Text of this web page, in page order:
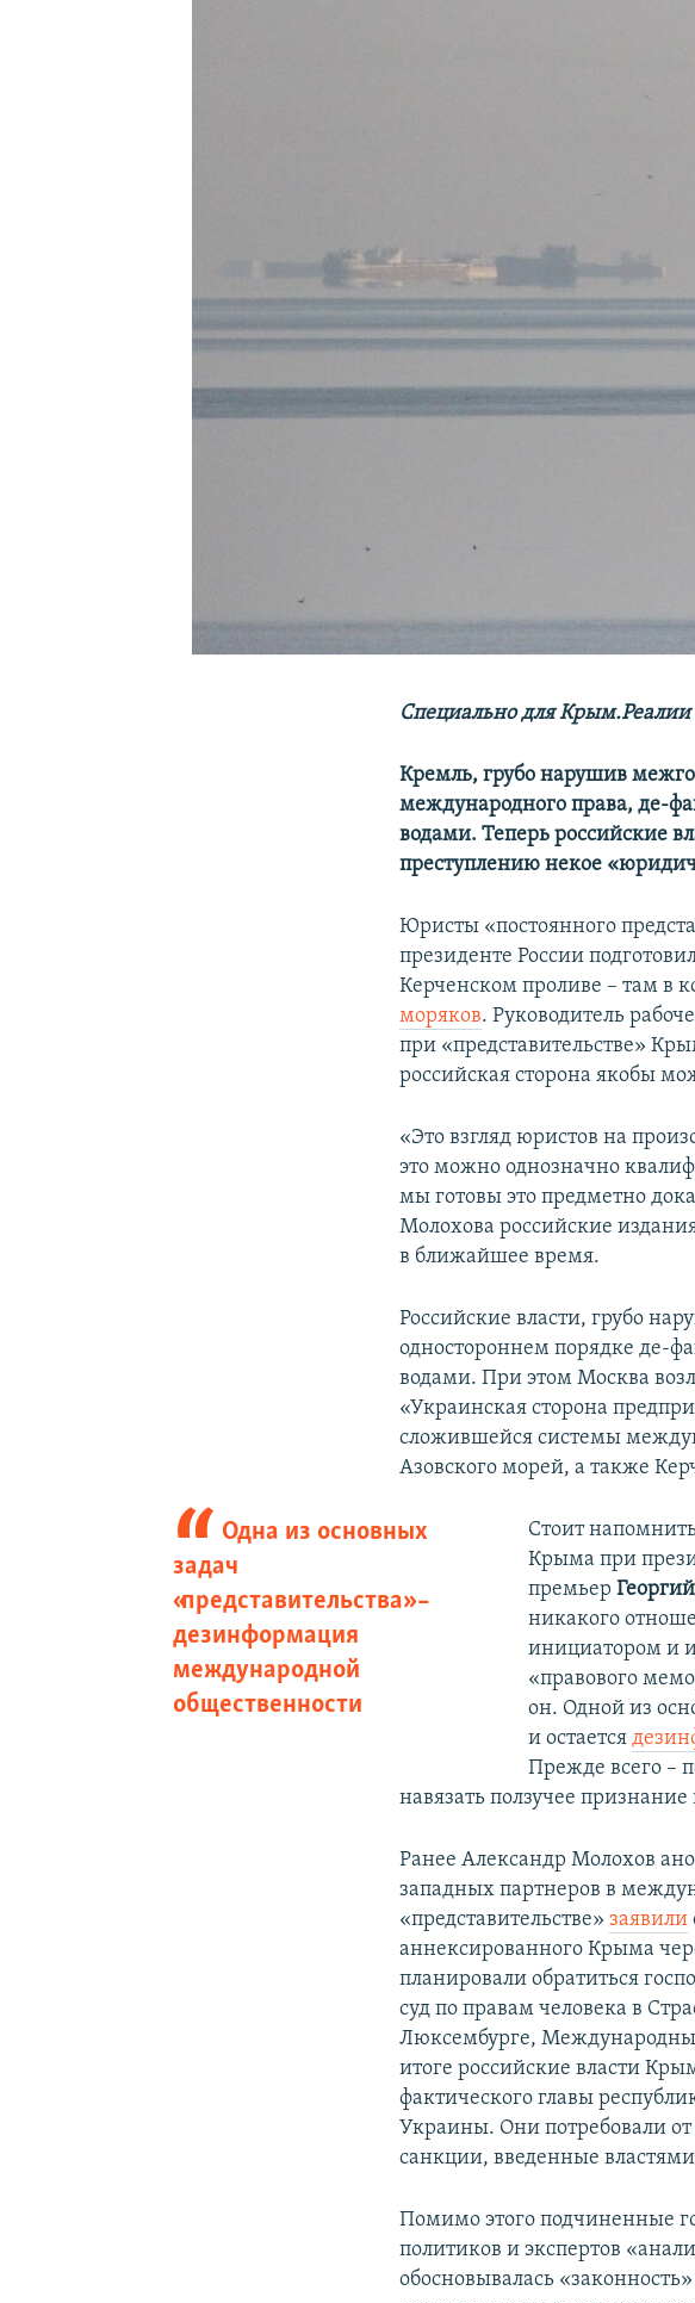
Специально для Крым.Реалии
Кремль, грубо нарушив
международного права, де-
водами. Теперь российские
преступлению некое
Юристы «постоянного
президенте России
Керченском проливе – там в
моряков. Руководитель
при «представительстве»
российская сторона якобы
«Это взгляд юристов на
это можно однозначно
мы готовы это предметно
Молохова российские
в ближайшее время.
Российские власти, грубо
одностороннем порядке де-
водами. При этом Москва
«Украинская сторона
сложившейся системы
Азовского морей, а также
Одна из основных
задач
«представительства» –
дезинформация
международной
общественности
Стоит
Крыма при
премьер
никакого
инициатором и
«правового
он. Одной из
и остается
Прежде всего –
навязать ползучее
Ранее Александр Молохов
западных партнеров в
«представительстве»заявили
аннексированного Крыма
планировали обратиться
суд по правам человека в
Люксембурге,
итоге российские власти
фактического главы
Украины. Они потребовали
санкции, введенные
Помимо этого подчиненные
политиков и экспертов
обосновывалась